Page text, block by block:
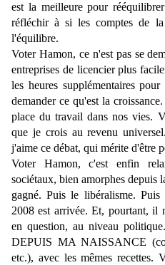
est la meilleure pour
réfléchir à si les comptes de
l'équilibre.
Voter Hamon, ce n'est pas se
entreprises de licencier plus
les heures supplémentaires
demander ce qu'est la
place du travail dans nos vies.
que je crois au revenu
j'aime ce débat, qui mérite d'être
Voter Hamon, c'est enfin
sociétaux, bien amorphes depuis
gagné. Puis le libéralisme.
2008 est arrivée. Et, pourtant, il
en question, au niveau
DEPUIS MA NAISSANCE
etc.), avec les mêmes recettes.